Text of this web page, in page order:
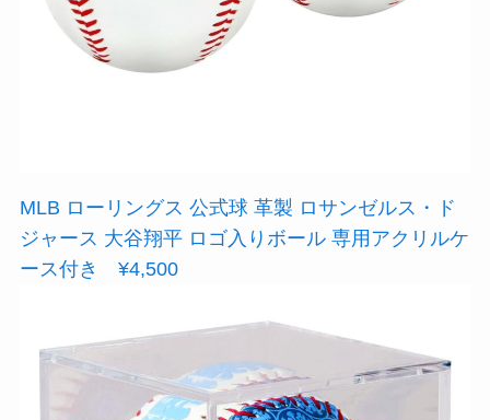
MLB ローリングス 公式球 革製 ロサンゼルス・ド
ジャース 大谷翔平 ロゴ入りボール 専用アクリルケ
ース付き ¥4,500